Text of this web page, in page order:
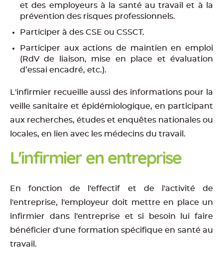
et des employeurs à la santé au travail et à la
prévention des risques professionnels.
Participer à des CSE ou CSSCT.
Participer aux actions de maintien en emploi
(RdV de liaison, mise en place et évaluation
d’essai encadré, etc.).
L'infirmier recueille aussi des informations pour la
veille sanitaire et épidémiologique, en participant
aux recherches, études et enquêtes nationales ou
locales, en lien avec les médecins du travail.
L'infirmier en entreprise
En fonction de l'effectif et de l'activité de
l'entreprise, l'employeur doit mettre en place un
infirmier dans l'entreprise et si besoin lui faire
bénéficier d'une formation spécifique en santé au
travail.